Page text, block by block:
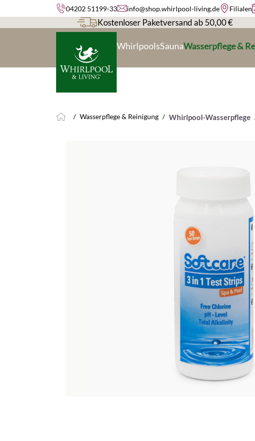
Zur Hauptnavigation springen
04202 51199-33 info@shop.whirlpool-living.de Filialen
Kostenloser Paketversand ab 50,00 €
WhirlpoolsSaunaWasserpflege &
/ Wasserpflege & Reinigung / Whirlpool-Wasserpflege